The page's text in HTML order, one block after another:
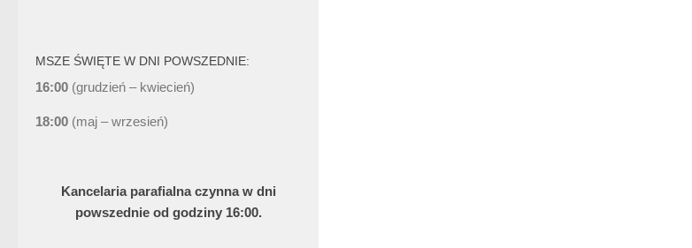
MSZE ŚWIĘTE W DNI POWSZEDNIE:
16:00 (grudzień – kwiecień)
18:00 (maj – wrzesień)
Kancelaria parafialna czynna w dni
powszednie od godziny 16:00.